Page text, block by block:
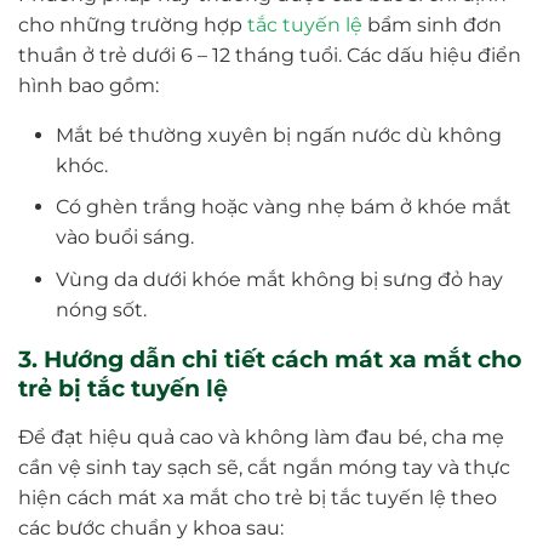
cho những trường hợp tắc tuyến lệ bẩm sinh đơn
thuần ở trẻ dưới 6 – 12 tháng tuổi. Các dấu hiệu điển
hình bao gồm:
Mắt bé thường xuyên bị ngấn nước dù không
khóc.
Có ghèn trắng hoặc vàng nhẹ bám ở khóe mắt
vào buổi sáng.
Vùng da dưới khóe mắt không bị sưng đỏ hay
nóng sốt.
3. Hướng dẫn chi tiết cách mát xa mắt cho
trẻ bị tắc tuyến lệ
Để đạt hiệu quả cao và không làm đau bé, cha mẹ
cần vệ sinh tay sạch sẽ, cắt ngắn móng tay và thực
hiện cách mát xa mắt cho trẻ bị tắc tuyến lệ theo
các bước chuẩn y khoa sau: